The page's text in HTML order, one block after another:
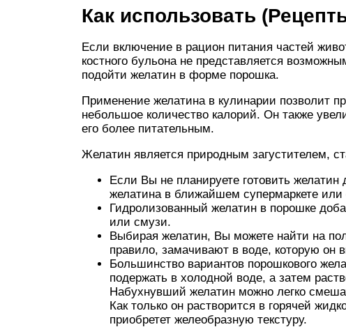
Как использовать
Если включение в рацион питания частей
костного бульона не представляется
подойти желатин в форме порошка.
Применение желатина в кулинарии позволит
небольшое количество калорий. Он также
его более питательным.
Желатин является природным загустителем,
Если Вы не планируете готовить
желатина в ближайшем супермаркете или
Гидролизованный желатин в порошке
или смузи.
Выбирая желатин, Вы можете найти на
правило, замачивают в воде, которую он
Большинство вариантов порошкового
подержать в холодной воде, а затем
Набухнувший желатин можно легко
Как только он растворится в горячей
приобретет желеобразную текстуру.